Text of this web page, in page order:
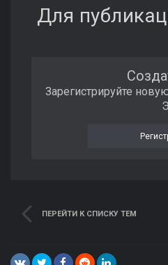
Для
Зарегистрируйте
ПЕРЕЙТИ К СПИСКУ ТЕМ